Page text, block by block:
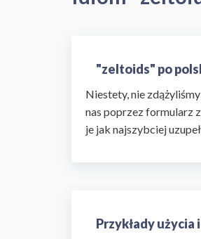
"zeltoids" po
Niestety, nie
nas poprzez formularz
je jak najszybciej
Przykłady